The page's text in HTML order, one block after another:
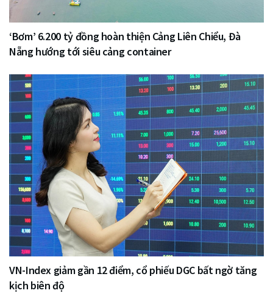
‘Bơm’ 6.200 tỷ đồng hoàn thiện Cảng Liên Chiểu, Đà
Nẵng hướng tới siêu cảng container
VN-Index giảm gần 12 điểm, cổ phiếu DGC bất ngờ tăng
kịch biên độ